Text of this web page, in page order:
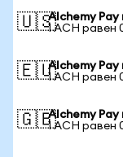
🇺🇸Alchemy
1 ACH равен
🇪🇺Alchemy Pay
1 ACH
🇬🇧Alchemy Pay
1 ACH равен